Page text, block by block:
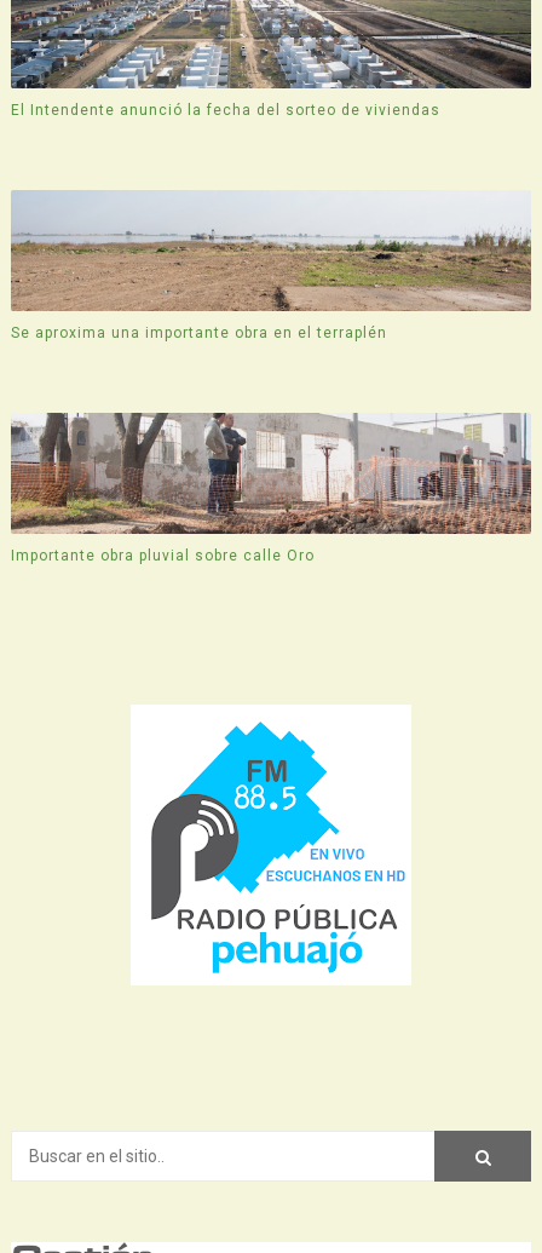
El Intendente anunció la fecha del sorteo de viviendas
Se aproxima una importante obra en el terraplén
Importante obra pluvial sobre calle Oro